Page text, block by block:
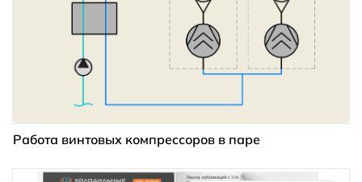
Работа винтовых компрессоров в паре